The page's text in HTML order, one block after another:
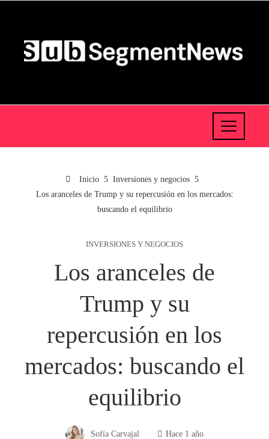
Inicio
Inversiones y negocios
Los aranceles de Trump y su repercusión en los mercados:
buscando el equilibrio
INVERSIONES Y NEGOCIOS
Los aranceles de
Trump y su
repercusión en los
mercados: buscando el
equilibrio
Sofía Carvajal Hace 1 año